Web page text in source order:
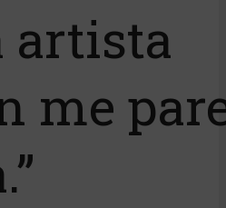
artista
me